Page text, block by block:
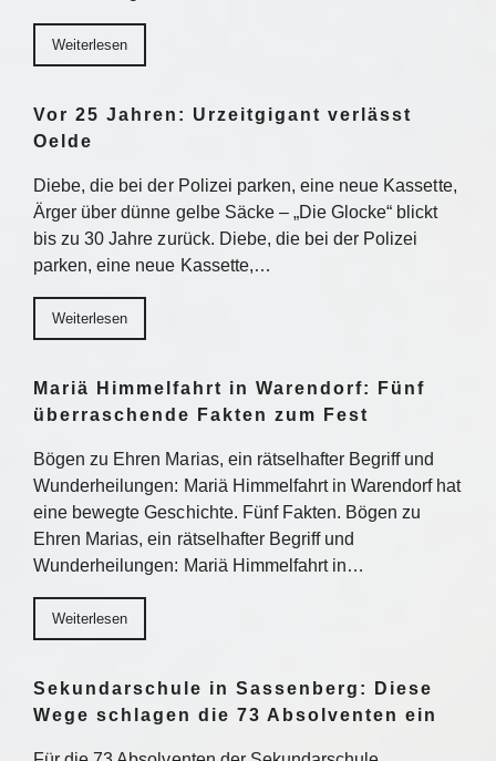
Weiterlesen
Vor 25 Jahren: Urzeitgigant verlässt
Oelde
Diebe, die bei der Polizei parken, eine neue Kassette,
Ärger über dünne gelbe Säcke – „Die Glocke“ blickt
bis zu 30 Jahre zurück. Diebe, die bei der Polizei
parken, eine neue Kassette,…
Weiterlesen
Mariä Himmelfahrt in Warendorf: Fünf
überraschende Fakten zum Fest
Bögen zu Ehren Marias, ein rätselhafter Begriff und
Wunderheilungen: Mariä Himmelfahrt in Warendorf hat
eine bewegte Geschichte. Fünf Fakten. Bögen zu
Ehren Marias, ein rätselhafter Begriff und
Wunderheilungen: Mariä Himmelfahrt in…
Weiterlesen
Sekundarschule in Sassenberg: Diese
Wege schlagen die 73 Absolventen ein